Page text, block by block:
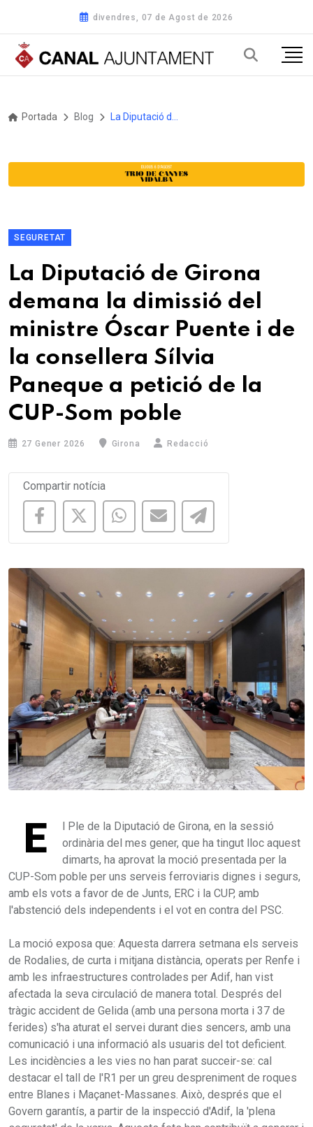
divendres, 07 de Agost de 2026
Portada Blog
SEGURETAT
La Diputació de Girona
demana la dimissió del
ministre Óscar Puente i de
la consellera Sílvia
Paneque a petició de la
CUP-Som poble
27 Gener 2026 Girona Redacció
Compartir notícia
E
l Ple de la Diputació de Girona, en la sessió
ordinària del mes gener, que ha tingut lloc aquest
dimarts, ha aprovat la moció presentada per la
CUP-Som poble per uns serveis ferroviaris dignes i segurs,
amb els vots a favor de de Junts, ERC i la CUP, amb
l'abstenció dels independents i el vot en contra del PSC.
La moció exposa que: Aquesta darrera setmana els serveis
de Rodalies, de curta i mitjana distància, operats per Renfe i
amb les infraestructures controlades per Adif, han vist
afectada la seva circulació de manera total. Després del
tràgic accident de Gelida (amb una persona morta i 37 de
ferides) s'ha aturat el servei durant dies sencers, amb una
comunicació i una informació als usuaris del tot deficient.
Les incidències a les vies no han parat succeir-se: cal
destacar el tall de l'R1 per un greu despreniment de roques
entre Blanes i Maçanet-Massanes. Això, després que el
Govern garantís, a partir de la inspecció d'Adif, la 'plena